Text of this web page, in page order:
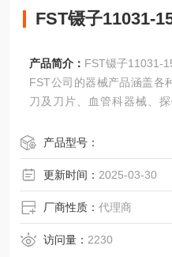
FST镊子11031-
产品简介： FST镊子11031-
FST公司的器械产品涵盖各
刀及刀片、血管科器械、
产品型号：
更新时间： 2025-03-30
厂商性质：代理商
访问量： 2230